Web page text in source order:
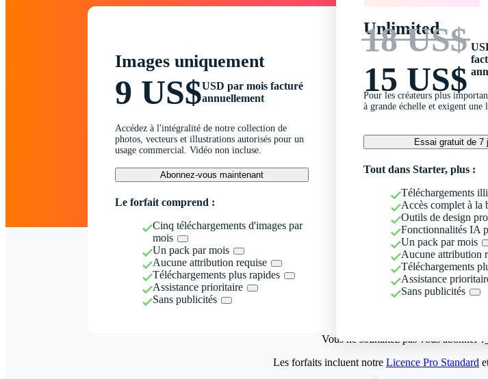
Images uniquement
9 US$USD par mois facturé
annuellement
Accédez à l'intégralité de notre collection de
photos, vecteurs et illustrations autorisés pour un
usage commercial. Vidéo non incluse.
Abonnez-vous maintenant
Le forfait comprend :
Cinq téléchargements d'images par
mois
Un pack par mois
Aucune attribution requise
Téléchargements plus rapides
Assistance prioritaire
Sans publicités
Unlimited
18 US$
15 US$
Pour les créateurs plus
à grande échelle et exigent une
Essai gratuit de 7
Tout dans Starter, plus :
Téléchargements
Accès complet à la
Outils de design
Fonctionnalités IA
Un pack par mois
Aucune attribution
Téléchargements
Assistance
Sans publicités
Vous ne souhaitez pas vous abonner ?
Les forfaits incluent notre Licence Pro Standard